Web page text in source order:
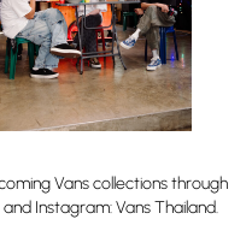
Vans collections through
Instagram: Vans Thailand.